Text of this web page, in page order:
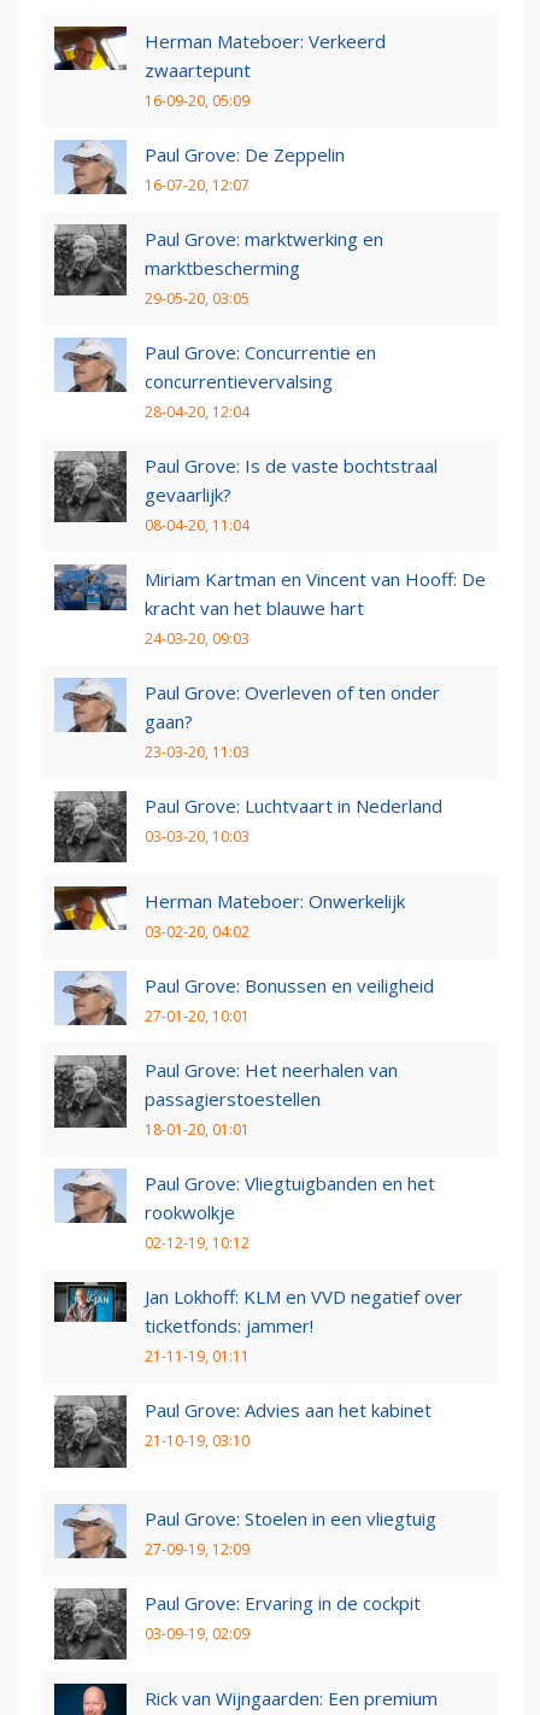
Herman Mateboer: Verkeerd
zwaartepunt
16-09-20, 05:09
Paul Grove: De Zeppelin
16-07-20, 12:07
Paul Grove: marktwerking en
marktbescherming
29-05-20, 03:05
Paul Grove: Concurrentie en
concurrentievervalsing
28-04-20, 12:04
Paul Grove: Is de vaste bochtstraal
gevaarlijk?
08-04-20, 11:04
Miriam Kartman en Vincent van Hooff: De
kracht van het blauwe hart
24-03-20, 09:03
Paul Grove: Overleven of ten onder
gaan?
23-03-20, 11:03
Paul Grove: Luchtvaart in Nederland
03-03-20, 10:03
Herman Mateboer: Onwerkelijk
03-02-20, 04:02
Paul Grove: Bonussen en veiligheid
27-01-20, 10:01
Paul Grove: Het neerhalen van
passagierstoestellen
18-01-20, 01:01
Paul Grove: Vliegtuigbanden en het
rookwolkje
02-12-19, 10:12
Jan Lokhoff: KLM en VVD negatief over
ticketfonds: jammer!
21-11-19, 01:11
Paul Grove: Advies aan het kabinet
21-10-19, 03:10
Paul Grove: Stoelen in een vliegtuig
27-09-19, 12:09
Paul Grove: Ervaring in de cockpit
03-09-19, 02:09
Rick van Wijngaarden: Een premium